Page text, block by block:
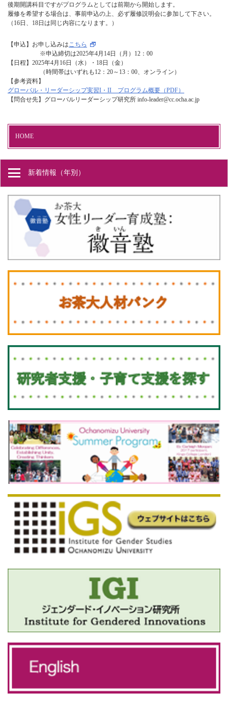
後期開講科目ですがプログラムとしては前期から開始します。
履修を希望する場合は、事前申込の上、必ず履修説明会に参加して下さい。
（16日、18日は同じ内容になります。）
【申込】お申し込みは こちら
※申込締切は2025年4月14日（月）12：00
【日程】2025年4月16日（水）・18日（金）
（時間帯はいずれも12：20～13：00、オンライン）
【参考資料】
グローバル・リーダーシップ実習I・II プログラム概要（PDF）
【問合せ先】グローバルリーダーシップ研究所 info-leader@cc.ocha.ac.jp
HOME
新着情報（年別）